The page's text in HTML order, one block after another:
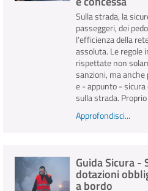
Sulla strada, la
passeggeri, dei
l’efficienza della
assoluta. Le regole
rispettate non
sanzioni, ma
e - appunto -
sulla strada. Proprio
Approfondisci...
Guida Sicura -
dotazioni
a bordo